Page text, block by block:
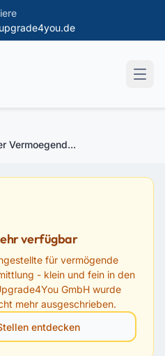
Vermoegend...
verfügbar
für vermögende
- klein und fein in den
GmbH wurde
mehr ausgeschrieben.
entdecken